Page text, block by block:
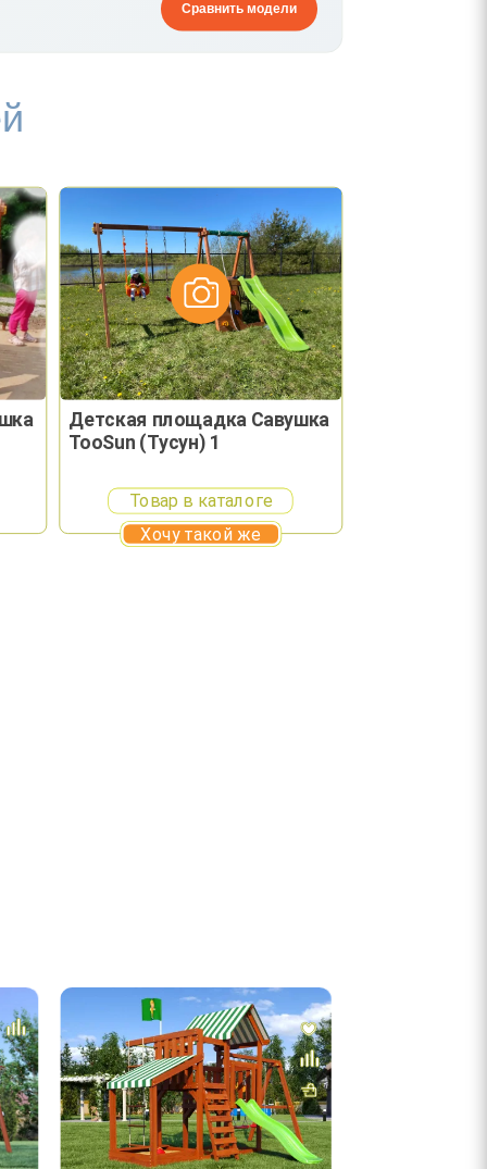
Сравнить модели
Детская площадка Савушка
TooSun (Тусун) 1
Товар в каталоге
Хочу такой же